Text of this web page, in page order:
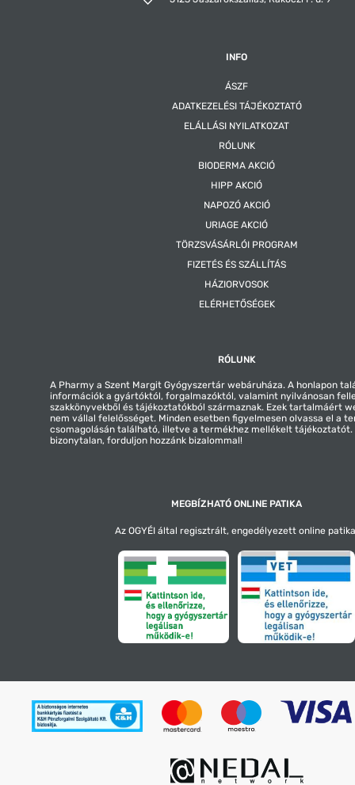
INFO
ÁSZF
ADATKEZELÉSI TÁJÉKOZTATÓ
ELÁLLÁSI NYILATKOZAT
RÓLUNK
BIODERMA AKCIÓ
HIPP AKCIÓ
NAPOZÓ AKCIÓ
URIAGE AKCIÓ
TÖRZSVÁSÁRLÓI PROGRAM
FIZETÉS ÉS SZÁLLÍTÁS
HÁZIORVOSOK
ELÉRHETŐSÉGEK
RÓLUNK
A Pharmy a Szent Margit Gyógyszertár webáruháza. A honlapon
információk a gyártóktól, forgalmazóktól, valamint nyilvánosan
szakkönyvekből és tájékoztatókból származnak. Ezek tartalmáért
nem vállal felelősséget. Minden esetben figyelmesen olvassa el a
csomagolásán található, illetve a termékhez mellékelt tájékoztatót.
bizonytalan, forduljon hozzánk bizalommal!
MEGBÍZHATÓ ONLINE PATIKA
Az OGYÉI által regisztrált, engedélyezett online